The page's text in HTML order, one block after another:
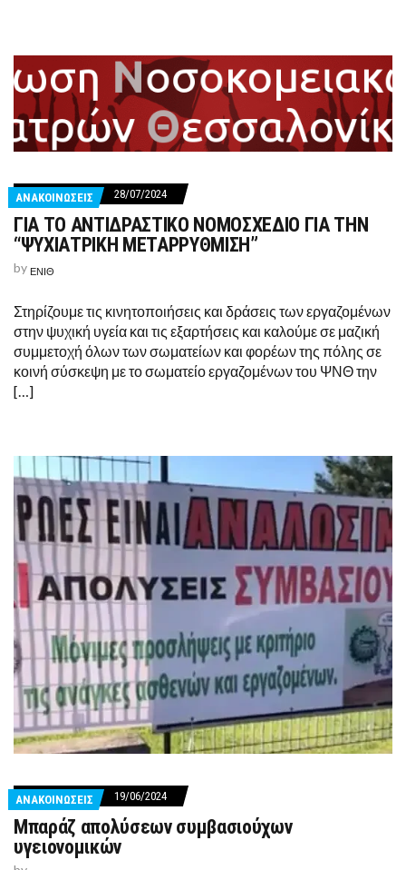
ΑΝΑΚΟΙΝΩΣΕΙΣ 28/07/2024
ΓΙΑ ΤΟ ΑΝΤΙΔΡΑΣΤΙΚΟ ΝΟΜΟΣΧΕΔΙΟ ΓΙΑ ΤΗΝ
“ΨΥΧΙΑΤΡΙΚΗ ΜΕΤΑΡΡΥΘΜΙΣΗ”
by ΕΝΙΘ
Στηρίζουμε τις κινητοποιήσεις και δράσεις των εργαζομένων
στην ψυχική υγεία και τις εξαρτήσεις και καλούμε σε μαζική
συμμετοχή όλων των σωματείων και φορέων της πόλης σε
κοινή σύσκεψη με το σωματείο εργαζομένων του ΨΝΘ την
[…]
ΑΝΑΚΟΙΝΩΣΕΙΣ 19/06/2024
Μπαράζ απολύσεων συμβασιούχων
υγειονομικών